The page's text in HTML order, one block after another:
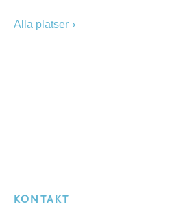
Alla platser
KONTAKT